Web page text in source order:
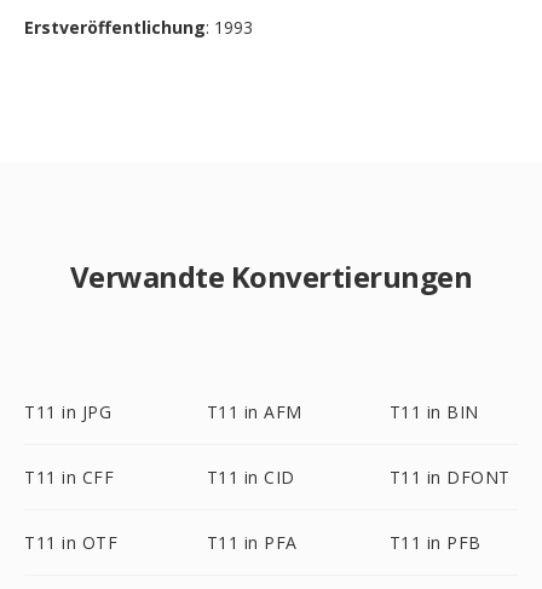
Erstveröffentlichung: 1993
Verwandte Konvertierungen
T11 in JPG T11 in AFM T11 in BIN
T11 in CFF T11 in CID T11 in DFONT
T11 in OTF T11 in PFA T11 in PFB